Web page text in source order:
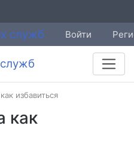
Войти
избавиться
как